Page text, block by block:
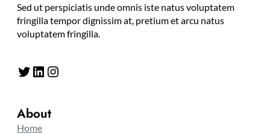
Sed ut perspiciatis unde omnis iste natus voluptatem
fringilla tempor dignissim at, pretium et arcu natus
voluptatem fringilla.
Twitter LinkedIn Instagram
About
Home